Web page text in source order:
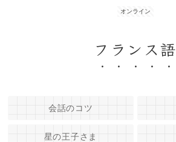
オンライン
フランス語
会話のコツ
星の王子さま